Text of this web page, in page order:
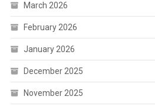
March 2026
February 2026
January 2026
December 2025
November 2025